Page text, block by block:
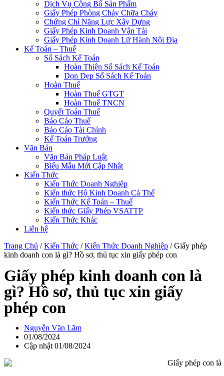
Dịch Vụ Công Bố Sản Phẩm
Giấy Phép Phòng Cháy Chữa Cháy
Chứng Chỉ Năng Lực Xây Dựng
Giấy Phép Kinh Doanh Vận Tải
Giấy Phép Kinh Doanh Lữ Hành Nội Địa
Kế Toán – Thuế
Sổ Sách Kế Toán
Hoàn Thiện Sổ Sách Kế Toán
Dọn Dẹp Sổ Sách Kế Toán
Hoàn Thuế
Hoàn Thuế GTGT
Hoàn Thuế TNCN
Quyết Toán Thuế
Báo Cáo Thuế
Báo Cáo Tài Chính
Kế Toán Trưởng
Văn Bản
Văn Bản Pháp Luật
Biểu Mẫu Mới Cập Nhật
Kiến Thức
Kiến Thức Doanh Nghiệp
Kiến thức Hộ Kinh Doanh Cá Thể
Kiến Thức Kế Toán – Thuế
Kiến thức Giấy Phép VSATTP
Kiến Thức Khác
Liên hệ
Trang Chủ /Kiến Thức /Kiến Thức Doanh Nghiệp /Giấy phép
kinh doanh con là gì? Hồ sơ, thủ tục xin giấy phép con
Giấy phép kinh doanh con là
gì? Hồ sơ, thủ tục xin giấy
phép con
Nguyễn Văn Lãm
01/08/2024
Cập nhật 01/08/2024